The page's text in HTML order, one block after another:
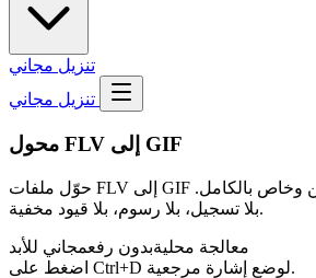
تنزيل مجاني
محول FLV إلى GIF
حوّل ملفات FLV إلى GIF خلال ثوانٍ. سريع وآمن وخاص بالكامل.
بلا تسجيل، بلا رسوم، بلا قيود مخفية.
معالجة محليةبدون رفعمجاني للأبد
اضغط على Ctrl+D لوضع إشارة مرجعية.